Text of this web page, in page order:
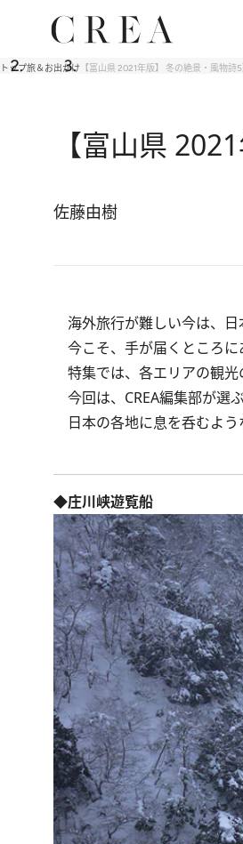
トップ旅＆お出かけ 【富山県 2021年版】 冬の絶景・風物
【富山県
佐藤由樹
海外旅行が難しい今は、日
今こそ、手が届くところに
特集では、各エリアの観光
今回は、CREA編集部が選
日本の各地に息を呑むよう
◆庄川峡遊覧船